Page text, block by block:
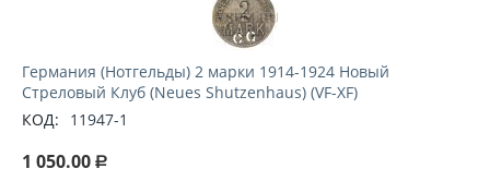
Германия (Нотгельды) 2 марки 1914-1924 Новый
Стреловый Клуб (Neues Shutzenhaus) (VF-XF)
КОД:
11947-1
1 050.00 Р